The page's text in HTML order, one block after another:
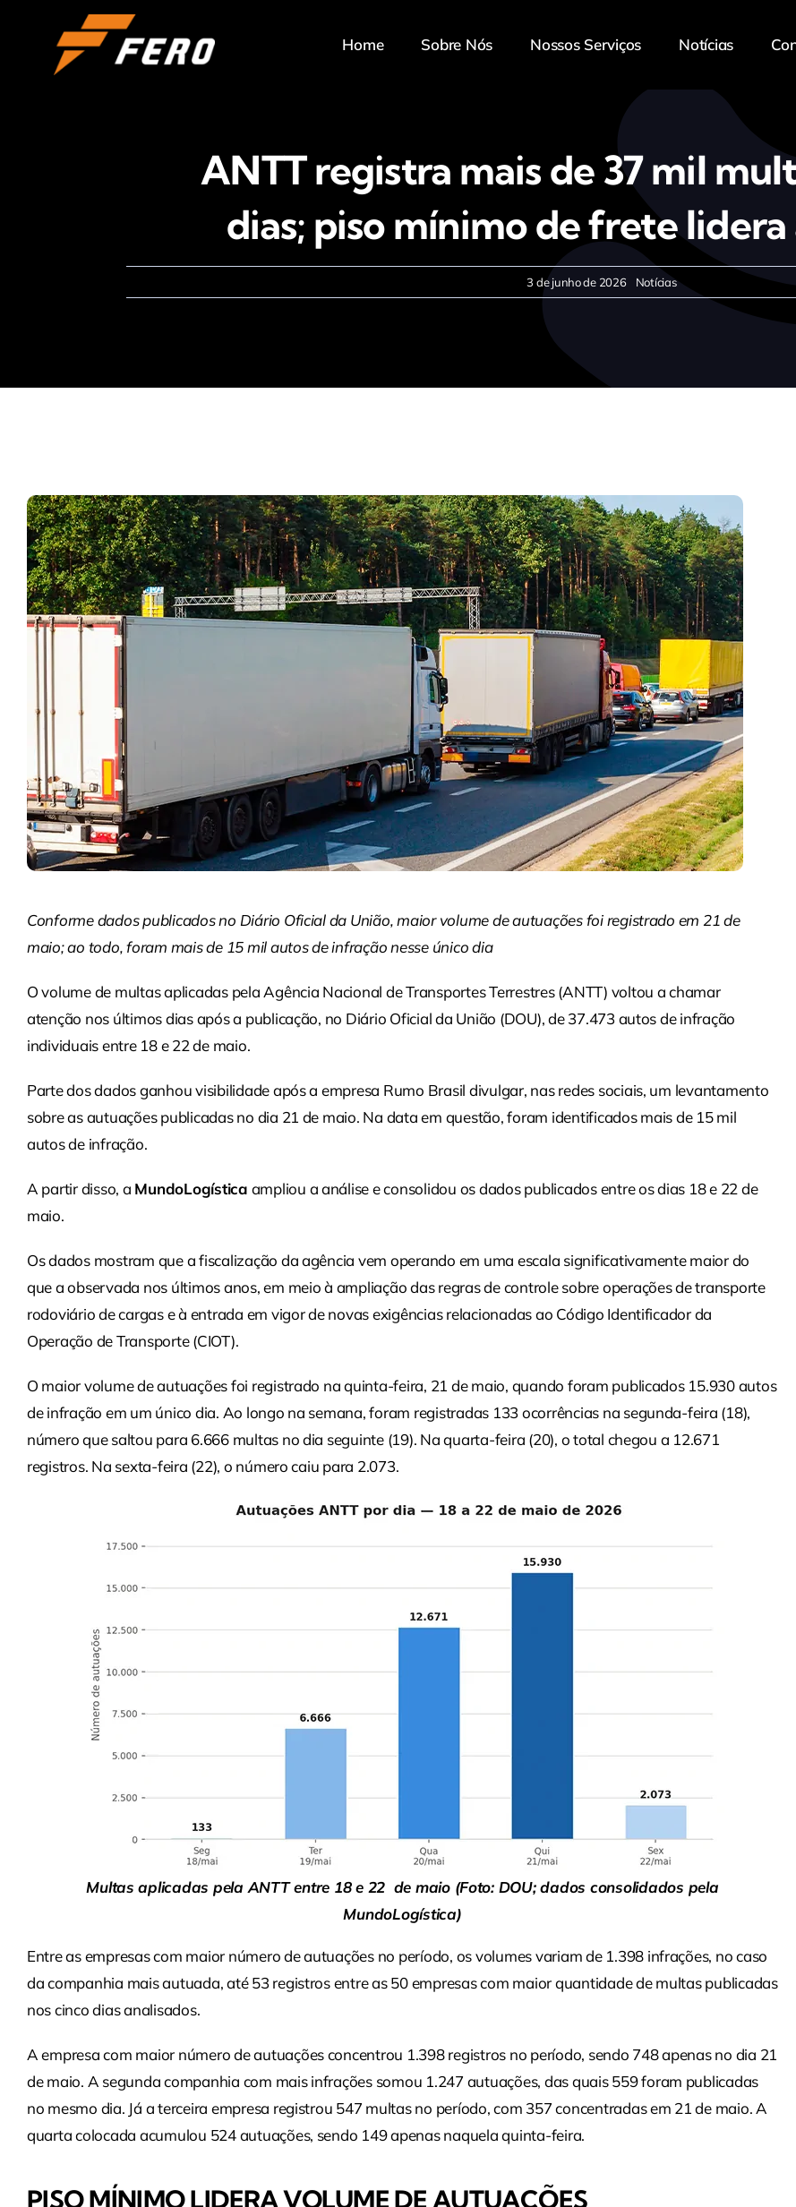
Home Sobre Nós Nossos Serviços Notícias
ANTT registra mais de 37 mil
dias; piso mínimo de frete
3 de junho de 2026 Notícias
Conforme dados publicados no Diário Oficial da União, maior volume de autuações foi registrado em 21 de
maio; ao todo, foram mais de 15 mil autos de infração nesse único dia
O volume de multas aplicadas pela Agência Nacional de Transportes Terrestres (ANTT) voltou a chamar
atenção nos últimos dias após a publicação, no Diário Oficial da União (DOU), de 37.473 autos de infração
individuais entre 18 e 22 de maio.
Parte dos dados ganhou visibilidade após a empresa Rumo Brasil divulgar, nas redes sociais, um levantamento
sobre as autuações publicadas no dia 21 de maio. Na data em questão, foram identificados mais de 15 mil
autos de infração.
A partir disso, a MundoLogística ampliou a análise e consolidou os dados publicados entre os dias 18 e 22 de
maio.
Os dados mostram que a fiscalização da agência vem operando em uma escala significativamente maior do
que a observada nos últimos anos, em meio à ampliação das regras de controle sobre operações de transporte
rodoviário de cargas e à entrada em vigor de novas exigências relacionadas ao Código Identificador da
Operação de Transporte (CIOT).
O maior volume de autuações foi registrado na quinta-feira, 21 de maio, quando foram publicados 15.930 autos
de infração em um único dia. Ao longo na semana, foram registradas 133 ocorrências na segunda-feira (18),
número que saltou para 6.666 multas no dia seguinte (19). Na quarta-feira (20), o total chegou a 12.671
registros. Na sexta-feira (22), o número caiu para 2.073.
Multas aplicadas pela ANTT entre 18 e 22 de maio (Foto: DOU; dados consolidados pela
MundoLogística)
Entre as empresas com maior número de autuações no período, os volumes variam de 1.398 infrações, no caso
da companhia mais autuada, até 53 registros entre as 50 empresas com maior quantidade de multas publicadas
nos cinco dias analisados.
A empresa com maior número de autuações concentrou 1.398 registros no período, sendo 748 apenas no dia 21
de maio. A segunda companhia com mais infrações somou 1.247 autuações, das quais 559 foram publicadas
no mesmo dia. Já a terceira empresa registrou 547 multas no período, com 357 concentradas em 21 de maio. A
quarta colocada acumulou 524 autuações, sendo 149 apenas naquela quinta-feira.
PISO MÍNIMO LIDERA VOLUME DE AUTUAÇÕES